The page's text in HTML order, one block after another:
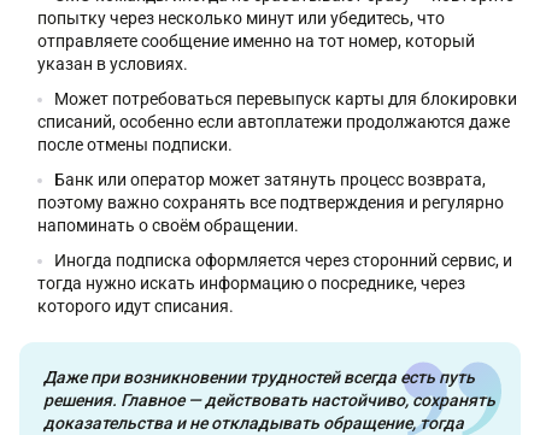
попытку через несколько минут или убедитесь, что
отправляете сообщение именно на тот номер, который
указан в условиях.
Может потребоваться перевыпуск карты для блокировки
списаний, особенно если автоплатежи продолжаются даже
после отмены подписки.
Банк или оператор может затянуть процесс возврата,
поэтому важно сохранять все подтверждения и регулярно
напоминать о своём обращении.
Иногда подписка оформляется через сторонний сервис, и
тогда нужно искать информацию о посреднике, через
которого идут списания.
Даже при возникновении трудностей всегда есть путь
решения. Главное — действовать настойчиво, сохранять
доказательства и не откладывать обращение, тогда